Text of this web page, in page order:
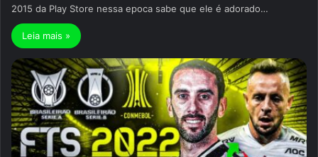
2015 da Play Store nessa epoca sabe que ele é adorado…
Leia mais »